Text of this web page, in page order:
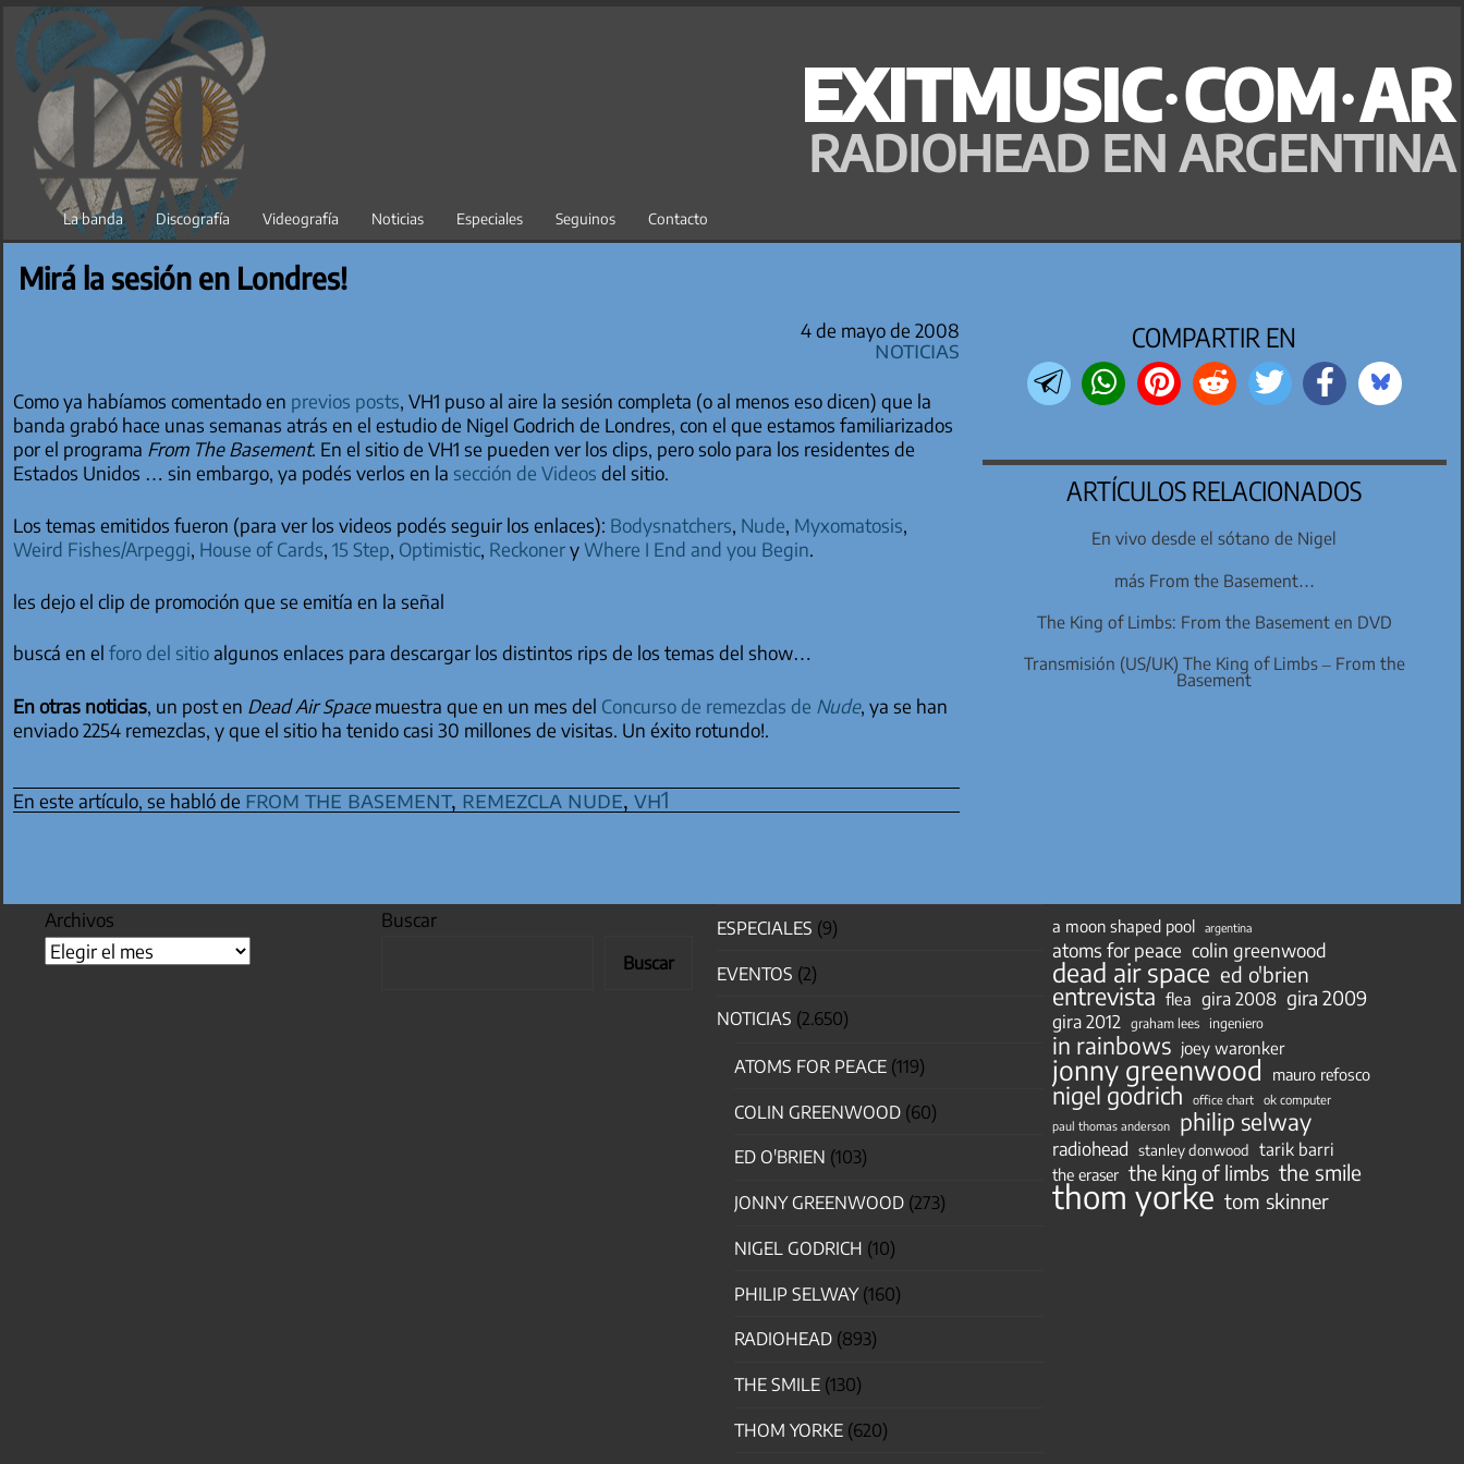
Saltar
contenido
EXITMUSIC·COM·AR
RADIOHEAD EN ARGENTINA
La banda Discografía Videografía Noticias Especiales Seguinos Contacto
Mirá la sesión en Londres!
4 de mayo de 2008
Noticias
Como ya habíamos comentado en previos posts, VH1 puso al aire la sesión completa (o al menos eso dicen) que la
banda grabó hace unas semanas atrás en el estudio de Nigel Godrich de Londres, con el que estamos familiarizados
por el programa From The Basement. En el sitio de VH1 se pueden ver los clips, pero solo para los residentes de
Estados Unidos … sin embargo, ya podés verlos en la sección de Videos del sitio.
Los temas emitidos fueron (para ver los videos podés seguir los enlaces): Bodysnatchers, Nude, Myxomatosis,
Weird Fishes/Arpeggi, House of Cards, 15 Step, Optimistic, ReckoneryWhere I End and you Begin.
les dejo el clip de promoción que se emitía en la señal
buscá en el foro del sitioalgunos enlaces para descargar los distintos rips de los temas del show…
En otras noticias, un post en Dead Air Spacemuestra que en un mes del Concurso de remezclas de Nude, ya se han
enviado 2254 remezclas, y que el sitio ha tenido casi 30 millones de visitas. Un éxito rotundo!.
En este artículo, se habló de from the basement, remezcla nude, vh1
COMPARTIR EN
ARTÍCULOS RELACIONADOS
En vivo desde el sótano de Nigel
más From the Basement…
The King of Limbs: From the Basement en DVD
Transmisión (US/UK) The King of Limbs – From the
Basement
Archivos Buscar
Buscar
ESPECIALES (9)
EVENTOS (2)
NOTICIAS (2.650)
ATOMS FOR PEACE (119)
COLIN GREENWOOD (60)
ED O'BRIEN (103)
JONNY GREENWOOD (273)
NIGEL GODRICH (10)
PHILIP SELWAY(160)
RADIOHEAD (893)
THE SMILE (130)
THOM YORKE (620)
a moon shaped pool argentina
atoms for peace colin greenwood
dead air space ed o'brien
entrevista flea gira 2008 gira 2009
gira 2012 graham lees ingeniero
in rainbows joey waronker
jonny greenwood mauro refosco
nigel godrich office chart ok computer
paul thomas anderson philip selway
radiohead stanley donwood tarik barri
the eraser the king of limbs the smile
thom yorke tom skinner